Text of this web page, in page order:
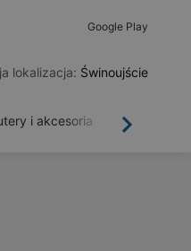
Google Play
lokalizacja: Świnoujście
Dalej
i akcesoria